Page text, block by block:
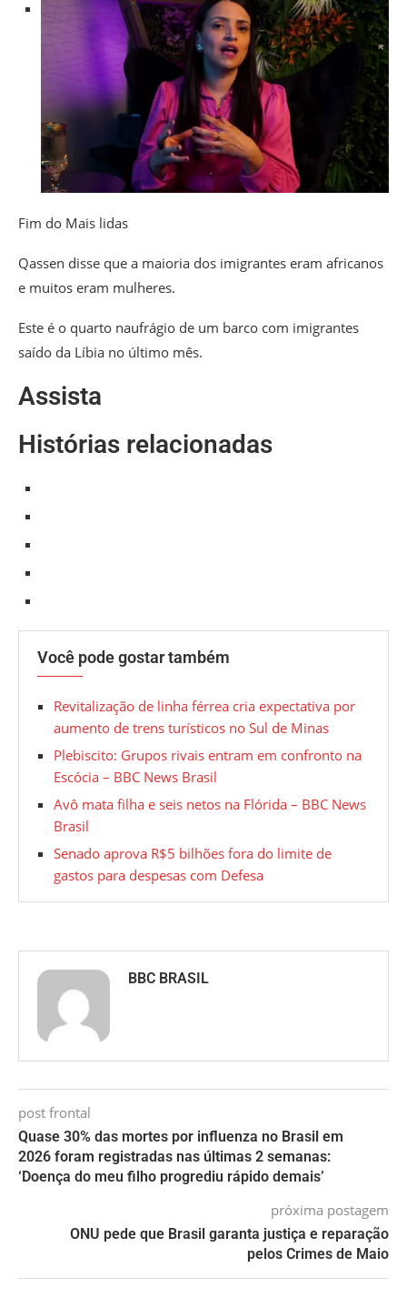
Fim do Mais lidas
Qassen disse que a maioria dos imigrantes eram africanos
e muitos eram mulheres.
Este é o quarto naufrágio de um barco com imigrantes
saído da Líbia no último mês.
Assista
Histórias relacionadas
Você pode gostar também
Revitalização de linha férrea cria expectativa por
aumento de trens turísticos no Sul de Minas
Plebiscito: Grupos rivais entram em confronto na
Escócia – BBC News Brasil
Avô mata filha e seis netos na Flórida – BBC News
Brasil
Senado aprova R$5 bilhões fora do limite de
gastos para despesas com Defesa
BBC BRASIL
post frontal
Quase 30% das mortes por influenza no Brasil em
2026 foram registradas nas últimas 2 semanas:
‘Doença do meu filho progrediu rápido demais’
próxima postagem
ONU pede que Brasil garanta justiça e reparação
pelos Crimes de Maio